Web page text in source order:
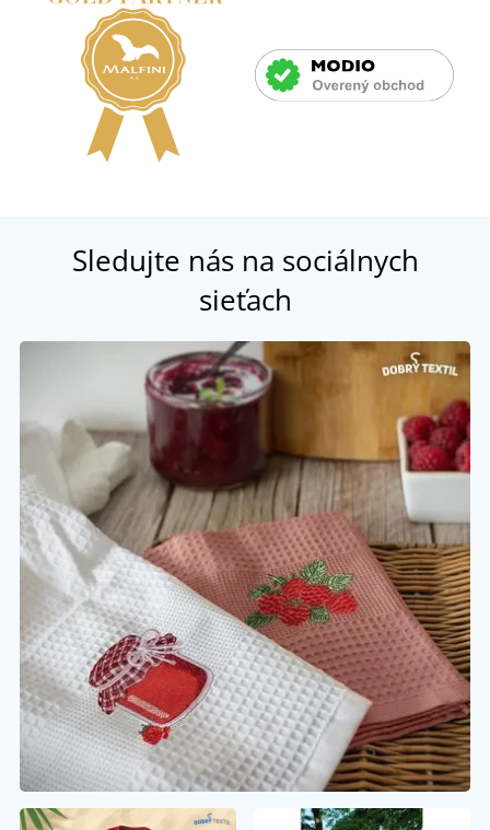
Sledujte nás na sociálnych
sieťach